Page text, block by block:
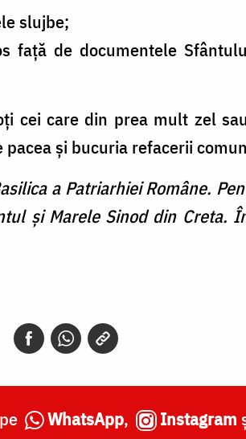
slujbe;
față de documentele
cei care din prea mult zel
şi bucuria refacerii
a Patriarhiei Române.
şi Marele Sinod din Creta.
WhatsApp, Instagram